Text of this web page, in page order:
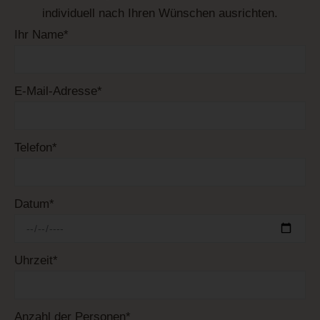
individuell nach Ihren Wünschen ausrichten.
Ihr Name*
E-Mail-Adresse*
Telefon*
Datum*
Uhrzeit*
Anzahl der Personen*